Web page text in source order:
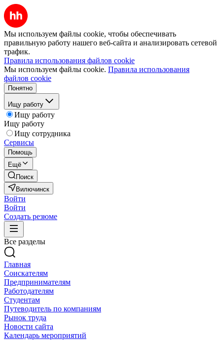
Мы используем файлы cookie, чтобы обеспечивать
правильную работу нашего веб-сайта и анализировать сетевой
трафик.
Правила использования файлов cookie
Мы используем файлы cookie. Правила использования
файлов cookie
Понятно
Ищу работу
Ищу работу
Ищу работу
Ищу сотрудника
Сервисы
Помощь
Ещё
Поиск
Вилючинск
Войти
Войти
Создать резюме
Все разделы
Главная
Соискателям
Предпринимателям
Работодателям
Студентам
Путеводитель по компаниям
Рынок труда
Новости сайта
Календарь мероприятий